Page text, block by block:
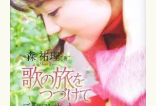
出版／いのちのことば社